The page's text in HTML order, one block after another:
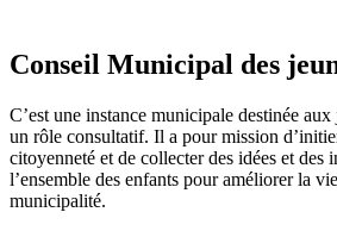
Conseil Municipal des
C’est une instance municipale destinée aux
un rôle consultatif. Il a pour mission
citoyenneté et de collecter des idées et des
l’ensemble des enfants pour améliorer la
municipalité.